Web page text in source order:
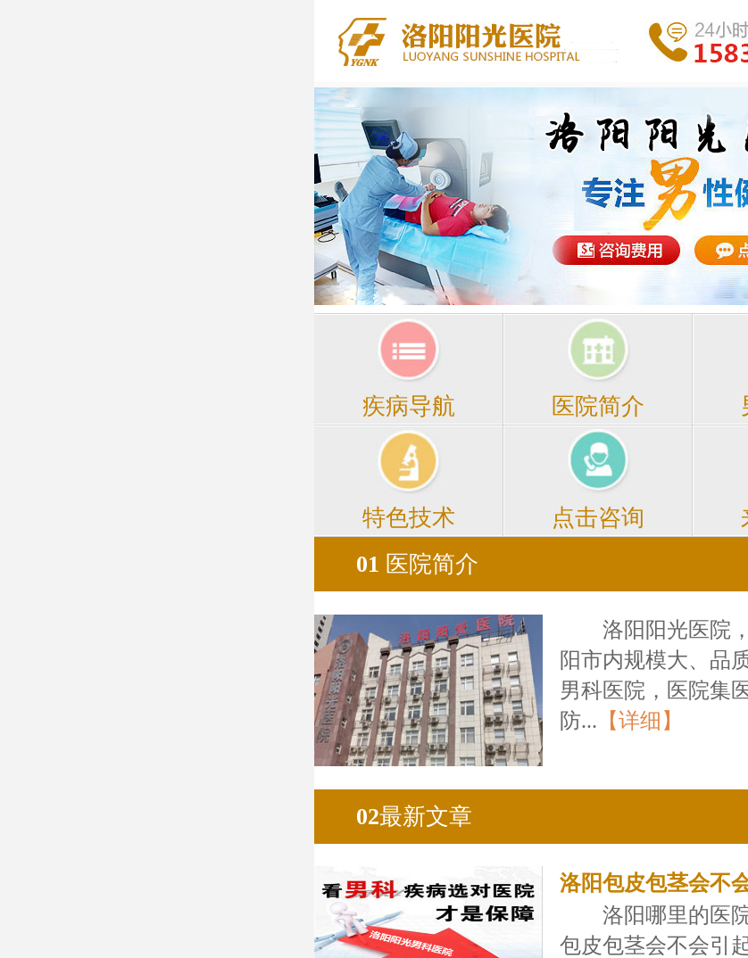
疾病导航 医院简介
特色技术 点击咨询
01 医院简介
洛阳阳光医院
阳市内规模大、品
男科医院，医院集
防... 【详细】
02最新文章
洛阳包皮包茎会不
洛阳哪里的医
包皮包茎会不会引